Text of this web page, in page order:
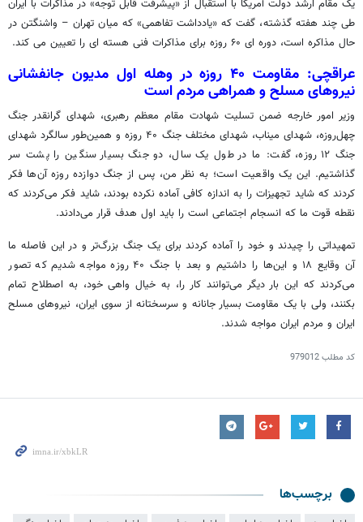
یک مقام ارشد دولت آمریکا با استقبال از «پیشرفت قابل توجه» در مذاکرات با ایران
طی چند هفته گذشته، گفت که «یادداشت تفاهمی» که میان تهران – واشنگتن در
حال مذاکره است، دوره ای ۶۰ روزه برای مذاکرات فنی هسته ای را تعیین می کند.
عراقچی: مقاومت ۴۰ روزه در وهله اول مدیون جانفشانی
نیروهای مسلح و همراهی مردم است
وزیر امور خارجه ضمن تسلیت شهادت مقام معظم رهبری، شهدای گرانقدر جنگ
چهل‌روزه، شهدای میناب، شهدای مختلف جنگ ۴۰ روزه و همین‌طور سالگرد شهدای
جنگ ۱۲ روزه، گفت: ما در طول یک سال، دو جنگ بسیار سنگین را پشت سر
گذاشتیم. این یک واقعیت است؛ به نظر من، پس از جنگ دوازده روزه آن‌ها فکر
کردند که شاید تجهیزات را به اندازه کافی آماده نکرده بودند، شاید فکر می‌کردند که
نقطه قوت ما که انسجام اجتماعی است را باید اول هدف قرار می‌دادند.
تمهیداتی را چیدند و خود را آماده کردند برای یک جنگ بزرگ‌تر و در این فاصله ما
آن وقایع ۱۸ و این‌ها را داشتیم و بعد با جنگ ۴۰ روزه مواجه شدیم که تصور
می‌کردند که این بار دیگر می‌توانند کار را، به خیال واهی خود، به اصطلاح تمام
بکنند، ولی با یک مقاومت بسیار جانانه و سرسختانه از سوی ایران، نیروهای مسلح
ایران و مردم ایران مواجه شدند.
کد مطلب979012
برچسب‌ها